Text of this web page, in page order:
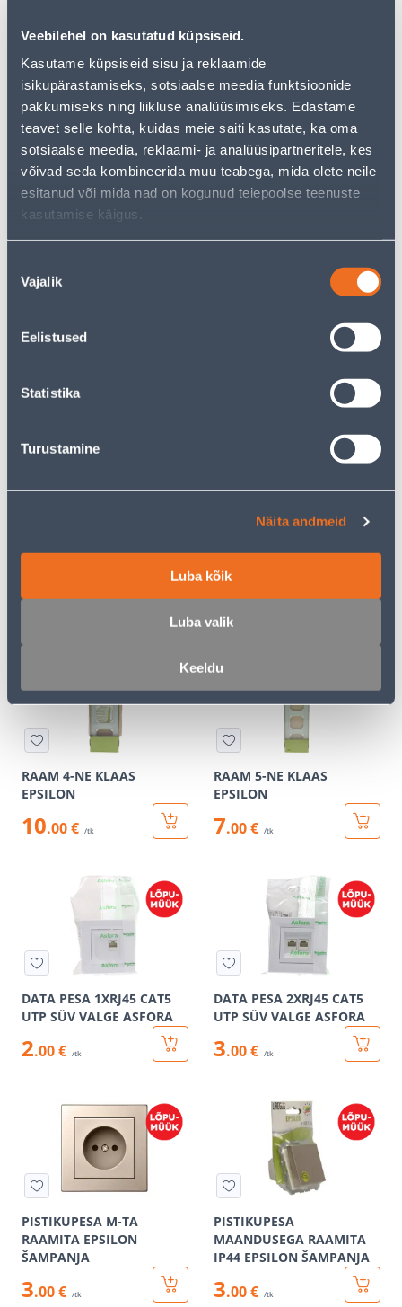
Veebilehel on kasutatud küpsiseid.
Kasutame küpsiseid sisu ja reklaamide
isikupärastamiseks, sotsiaalse meedia funktsioonide
pakkumiseks ning liikluse analüüsimiseks. Edastame
teavet selle kohta, kuidas meie saiti kasutate, ka oma
sotsiaalse meedia, reklaami- ja analüüsipartneritele, kes
võivad seda kombineerida muu teabega, mida olete neile
esitanud või mida nad on kogunud teiepoolse teenuste
kasutamise käigus.
valik
Vajalik
Eelistused
Statistika
Turustamine
Näita andmeid
Luba kõik
Luba valik
Keeldu
RAAM 5-NE VALGE KLAAS
EPSILON
10.00 €
RAAM 2-NE MUST KLAAS
EPSILON
7.00 €
RAAM 4-NE MUST KLAAS
EPSILON
7 .00 €
RAAM 5-NE MUST KLAAS
RAAM 2-NE KLAAS
7.00 €
RAAM 3-NE KLAAS
EPSILON
7.00 €
RAAM 4-NE KLAAS
EPSILON
10.00 € /tk
RAAM 5-NE KLAAS
EPSILON
7.00 € /tk
DATA PESA 1XRJ45 CAT5
UTP SÜV VALGE ASFORA
2.00 € /tk
DATA PESA 2XRJ45 CAT5
UTP SÜV VALGE ASFORA
3.00 € /tk
PISTIKUPESA M-TA
RAAMITA EPSILON
ŠAMPANJA
3.00 € /tk
PISTIKUPESA
MAANDUSEGA RAAMITA
IP44 EPSILON ŠAMPANJA
3.00 € /tk